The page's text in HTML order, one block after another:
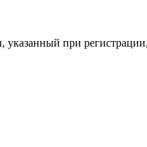
указанный при